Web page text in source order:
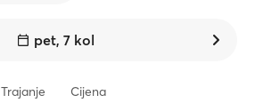
pet, 7 kol
Trajanje Cijena